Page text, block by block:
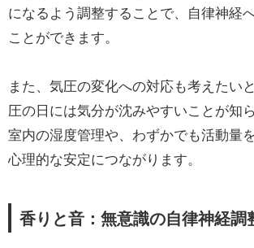
になるよう調整することで、自律神経
ことができます。
また、気圧の変化への対応も考えたい
圧の日には気分が沈みやすいことが知
室内の湿度管理や、わずかでも活動量
心理的な安定につながります。
香りと音：無意識の自律神経調